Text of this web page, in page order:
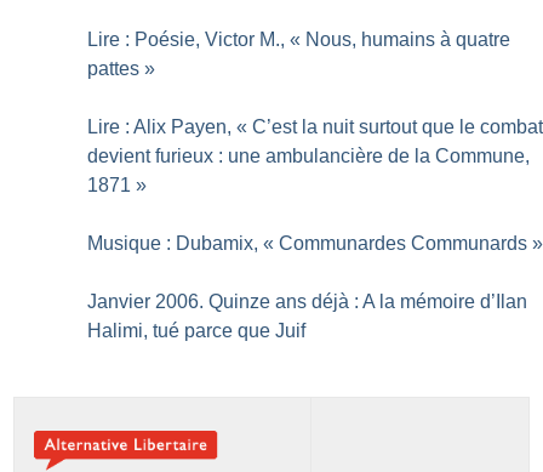
Lire : Poésie, Victor M., « Nous, humains à quatre
pattes »
Lire : Alix Payen, « C’est la nuit surtout que le combat
devient furieux : une ambulancière de la Commune,
1871 »
Musique : Dubamix, « Communardes Communards »
Janvier 2006. Quinze ans déjà : A la mémoire d’Ilan
Halimi, tué parce que Juif